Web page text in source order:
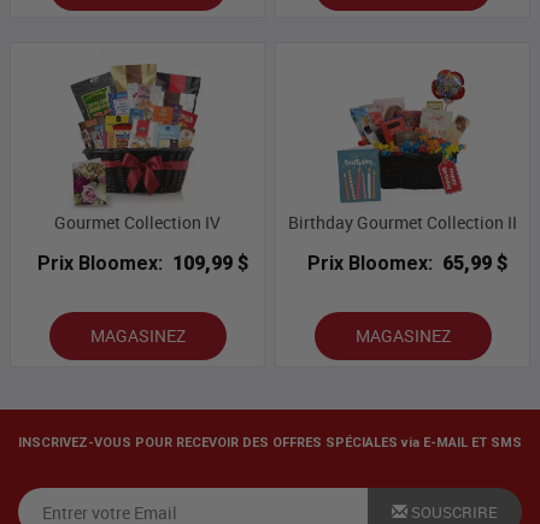
Gourmet Collection IV
Prix Bloomex: 109,99 $
MAGASINEZ
Birthday Gourmet Collection II
Prix Bloomex: 65,99 $
MAGASINEZ
INSCRIVEZ-VOUS POUR RECEVOIR DES OFFRES SPÉCIALES via E-MAIL ET SMS
SOUSCRIRE